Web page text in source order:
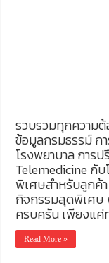
รวบรวมทุกความต้
ข้อมูลกรมธรรม์ ก
โรงพยาบาล การ
Telemedicine กั
พิเศษสำหรับลูกค้
กิจกรรมสุดพิเศษ
ครบครัน เพียงแค่
Read More »